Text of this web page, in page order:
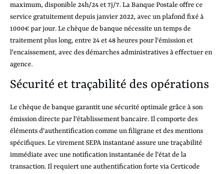
maximum, disponible 24h/24 et 7j/7. La Banque Postale offre ce
service gratuitement depuis janvier 2022, avec un plafond fixé à
1000€ par jour. Le chèque de banque nécessite un temps de
traitement plus long, entre 24 et 48 heures pour l'émission et
l'encaissement, avec des démarches administratives à effectuer en
agence.
Sécurité et traçabilité des opérations
Le chèque de banque garantit une sécurité optimale grâce à son
émission directe par l'établissement bancaire. Il comporte des
éléments d'authentification comme un filigrane et des mentions
spécifiques. Le virement SEPA instantané assure une traçabilité
immédiate avec une notification instantanée de l'état de la
transaction. Il requiert une authentification forte via Certicode